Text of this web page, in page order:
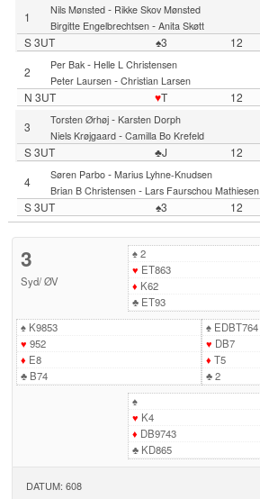
1 Nils Mønsted- Rikke Skov Mønsted
Birgitte Engelbrechtsen- Anita Skøtt
S 3UT ♠3 12
2
Per Bak- Helle L Christensen
Peter Laursen- Christian Larsen
N 3UT ♥T 12
3
Torsten Ørhøj- Karsten Dorph
Niels Krøjgaard- Camilla Bo Krefeld
S 3UT ♣J 12
4
Søren Parbo- Marius Lyhne-Knudsen
Brian B Christensen- Lars Faurschou Mathiesen
S 3UT ♠3 12
3
Syd/ØV
♠2
♥ ET863
♦ K62
♣ET93
♠K9853
♥ 952
♦ E8
♣B74
♠EDBT764
♥ DB7
♦ T5
♣2
♠
♥ K4
♦ DB9743
♣KD865
DATUM: 608